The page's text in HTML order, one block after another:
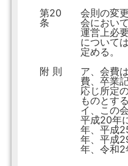
第20
条
会則の変
会におい
運営上必
について
定める。
附 則
ア、会費
費、卒業
応じ所定
ものとする
イ、この
平成20年
年、平成
年、平成
年、令和2